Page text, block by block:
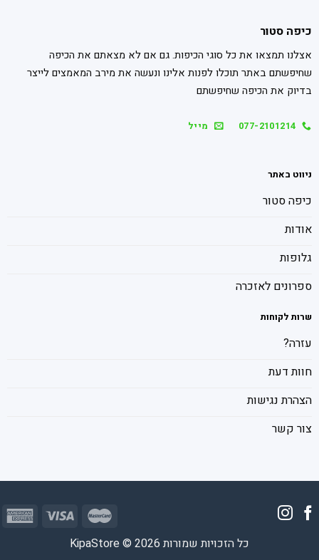
כיפה סטור
אצלנו תמצאו את כל סוגי הכיפות. גם אם לא מצאתם את הכיפה
שחיפשתם באתר תוכלו לפנות אלינו ונעשה את מירב המאמצים לייצר
בדיוק את הכיפה שחיפשתם
077-2101214 מייל
ניווט באתר
כיפה סטור
אודות
גלופות
ספרונים לאזכרה
שרות לקוחות
עזרה?
חוות דעת
הצהרת נגישות
צור קשר
כל הזכויות שמורות 2026 © KipaStore